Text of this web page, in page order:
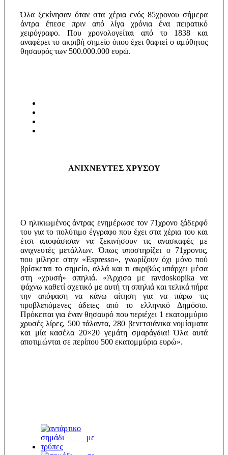
Όλα ξεκίνησαν όταν στα χέρια ενός 85χρονου σήμερα
άντρα έπεσε πριν από λίγα χρόνια ένα πειρατικό
χειρόγραφο. Που χρονολογείται από το 1838 και
αναφέρει το ακριβή σημείο όπου έχει θαφτεί ο αμύθητος
θησαυρός των 500.000.000 ευρώ.
ΑΝΙΧΝΕΥΤΕΣ ΧΡΥΣΟΥ
Ο ηλικιωμένος άντρας ενημέρωσε τον 71χρονο ξάδερφό
του για το πολύτιμο έγγραφο που έχει στα χέρια του και
έτσι αποφάσισαν να ξεκινήσουν τις ανασκαφές με
ανιχνευτές μετάλλων. Όπως υποστηρίζει ο 71χρονος,
που μίλησε στην «Espresso», γνωρίζουν όχι μόνο πού
βρίσκεται το σημείο, αλλά και τι ακριβώς υπάρχει μέσα
στη «χρυσή» σπηλιά. «Άρχισα με ravdoskopika να
ψάχνω καθετί σχετικό με αυτή τη σπηλιά και τελικά πήρα
την απόφαση να κάνω αίτηση για να πάρω τις
προβλεπόμενες άδειες από το ελληνικό Δημόσιο.
Πρόκειται για έναν θησαυρό που περιέχει 1 εκατομμύριο
χρυσές λίρες, 500 τάλαντα, 280 βενετσιάνικα νομίσματα
και μία κασέλα 20×20 γεμάτη σμαράγδια! Όλα αυτά
αποτιμώνται σε περίπου 500 εκατομμύρια ευρώ».